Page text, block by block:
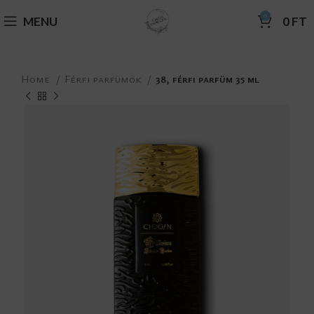
MENU 0 0FT
Home Férfi parfümök 38, férfi parfüm 35 ml